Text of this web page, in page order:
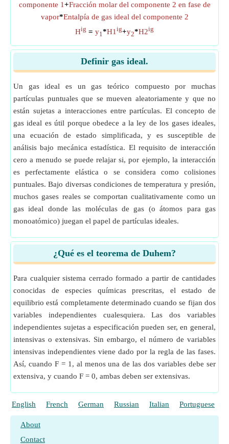
componente 1+Fracción molar del componente 2 en fase de
vapor*Entalpía de gas ideal del componente 2
Hig = y1*H1 ig+y2*H2ig
Definir gas ideal.
Un gas ideal es un gas teórico compuesto por muchas
partículas puntuales que se mueven aleatoriamente y que no
están sujetas a interacciones entre partículas. El concepto de
gas ideal es útil porque obedece a la ley de los gases ideales,
una ecuación de estado simplificada, y es susceptible de
análisis bajo mecánica estadística. El requisito de interacción
cero a menudo se puede relajar si, por ejemplo, la interacción
es perfectamente elástica o se considera como colisiones
puntuales. Bajo diversas condiciones de temperatura y presión,
muchos gases reales se comportan cualitativamente como un
gas ideal donde las moléculas de gas (o átomos para gas
monoatómico) juegan el papel de partículas ideales.
¿Qué es el teorema de Duhem?
Para cualquier sistema cerrado formado a partir de cantidades
conocidas de especies químicas prescritas, el estado de
equilibrio está completamente determinado cuando se fijan dos
variables independientes cualesquiera. Las dos variables
independientes sujetas a especificación pueden ser, en general,
intensivas o extensivas. Sin embargo, el número de variables
intensivas independientes viene dado por la regla de las fases.
Así, cuando F = 1, al menos una de las dos variables debe ser
extensiva, y cuando F = 0, ambas deben ser extensivas.
English French German Russian Italian Portuguese
About
Contact